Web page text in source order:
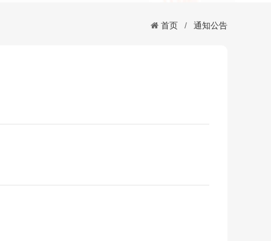
首页 / 通知公告